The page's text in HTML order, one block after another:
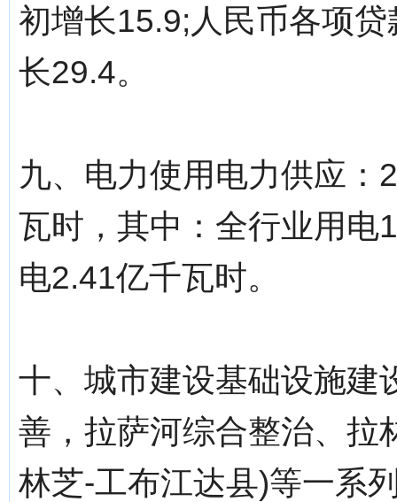
初增长15.9;人民币各项
长29.4。
九、电力使用电力供应
瓦时，其中：全行业用电
电2.41亿千瓦时。
十、城市建设基础设施建
善，拉萨河综合整治、拉
林芝-工布江达县)等一系